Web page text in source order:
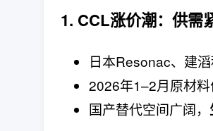
1. CCL涨价潮：供需
日本Resonac、建
2026年1–2月原材料
国产替代空间广阔，